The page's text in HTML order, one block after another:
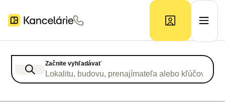
Začnite vyhľadávať
Lokalitu, budovu, prenajímateľa alebo kľúčové